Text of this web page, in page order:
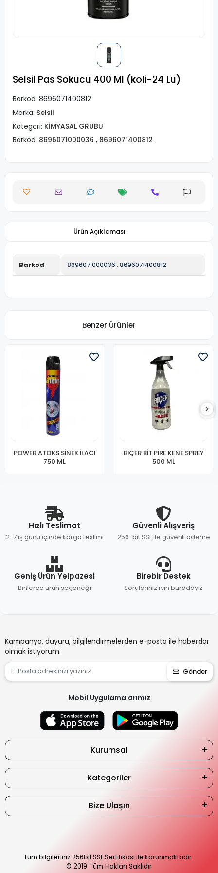
Selsil Pas Sökücü 400 Ml (koli-24 Lü)
Barkod: 8696071400812
Marka: Selsil
Kategori: KİMYASAL GRUBU
Barkod: 8696071000036 , 8696071400812
Ürün Açıklaması
Barkod 8696071000036 , 8696071400812
Benzer Ürünler
POWER ATOKS SİNEK İLACI
750 ML
BİÇER BİT PİRE KENE SPREY
500 ML
Hızlı Teslimat
2-7 iş günü içinde kargo teslimi
Güvenli Alışveriş
256-bit SSL ile güvenli ödeme
Geniş Ürün Yelpazesi
Binlerce ürün seçeneği
Birebir Destek
Sorularınız için buradayız
Kampanya, duyuru, bilgilendirmelerden e-posta ile haberdar
olmak istiyorum.
Gönder
Mobil Uygulamalarımız
Kurumsal
Kategoriler
Bize Ulaşın
Tüm bilgileriniz 256bit SSL Sertifikası ile korunmaktadır.
© 2019 Tüm Hakları Saklıdır